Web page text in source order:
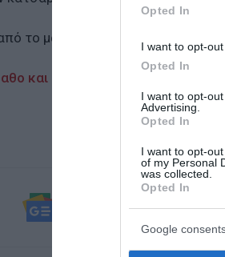
Opted In
I want to opt-
Opted In
I want to opt-
Advertising.
Opted In
I want to opt-
of my Personal
was collected.
Opted In
Google
το μάτι της κουζίνας και το
και δυόσμο
Ακολουθήστε το